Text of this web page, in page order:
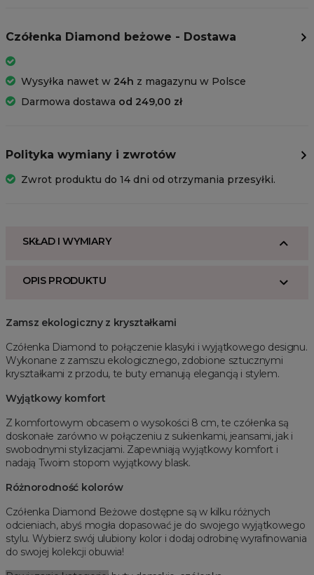
Czółenka Diamond beżowe - Dostawa
Wysyłka nawet w 24h z magazynu w Polsce
Darmowa dostawa od 249,00 zł
Polityka wymiany i zwrotów
Zwrot produktu do 14 dni od otrzymania przesyłki.
SKŁAD I WYMIARY
OPIS PRODUKTU
Zamsz ekologiczny z kryształkami
Czółenka Diamond to połączenie klasyki i wyjątkowego designu.
Wykonane z zamszu ekologicznego, zdobione sztucznymi
kryształkami z przodu, te buty emanują elegancją i stylem.
Wyjątkowy komfort
Z komfortowym obcasem o wysokości 8 cm, te czółenka są
doskonałe zarówno w połączeniu z sukienkami, jeansami, jak i
swobodnymi stylizacjami. Zapewniają wyjątkowy komfort i
nadają Twoim stopom wyjątkowy blask.
Różnorodność kolorów
Czółenka Diamond Beżowe dostępne są w kilku różnych
odcieniach, abyś mogła dopasować je do swojego wyjątkowego
stylu. Wybierz swój ulubiony kolor i dodaj odrobinę wyrafinowania
do swojej kolekcji obuwia!